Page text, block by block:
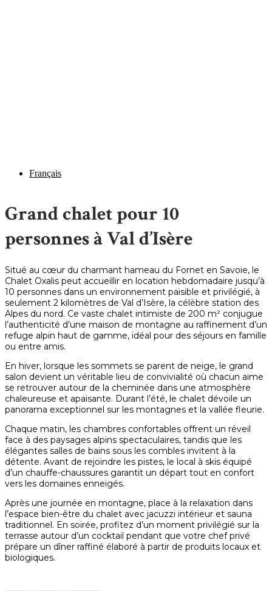
Français
Grand chalet pour 10
personnes à Val d’Isère
Situé au cœur du charmant hameau du Fornet en Savoie, le
Chalet Oxalis peut accueillir en location hebdomadaire jusqu’à
10 personnes dans un environnement paisible et privilégié, à
seulement 2 kilomètres de Val d’Isère, la célèbre station des
Alpes du nord. Ce vaste chalet intimiste de 200 m² conjugue
l’authenticité d’une maison de montagne au raffinement d’un
refuge alpin haut de gamme, idéal pour des séjours en famille
ou entre amis.
En hiver, lorsque les sommets se parent de neige, le grand
salon devient un véritable lieu de convivialité où chacun aime
se retrouver autour de la cheminée dans une atmosphère
chaleureuse et apaisante. Durant l’été, le chalet dévoile un
panorama exceptionnel sur les montagnes et la vallée fleurie.
Chaque matin, les chambres confortables offrent un réveil
face à des paysages alpins spectaculaires, tandis que les
élégantes salles de bains sous les combles invitent à la
détente. Avant de rejoindre les pistes, le local à skis équipé
d’un chauffe-chaussures garantit un départ tout en confort
vers les domaines enneigés.
Après une journée en montagne, place à la relaxation dans
l’espace bien-être du chalet avec jacuzzi intérieur et sauna
traditionnel. En soirée, profitez d’un moment privilégié sur la
terrasse autour d’un cocktail pendant que votre chef privé
prépare un dîner raffiné élaboré à partir de produits locaux et
biologiques.